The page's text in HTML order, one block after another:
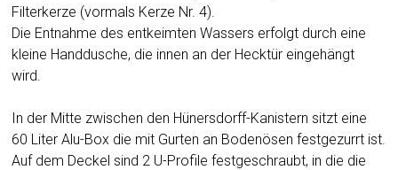
Filterkerze (vormals Kerze Nr. 4).
Die Entnahme des entkeimten Wassers erfolgt durch eine
kleine Handdusche, die innen an der Hecktür eingehängt
wird.
In der Mitte zwischen den Hünersdorff-Kanistern sitzt eine
60 Liter Alu-Box die mit Gurten an Bodenösen festgezurrt ist.
Auf dem Deckel sind 2 U-Profile festgeschraubt, in die die